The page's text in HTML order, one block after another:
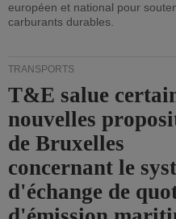
européen et national pour
carburants durables.
TRANSPORTS
T&E salue
nouvelles
de Bruxelles
concernant le
d'échange de